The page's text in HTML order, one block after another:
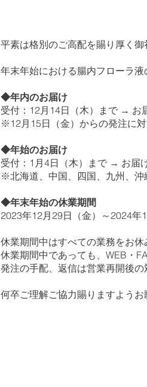
平素は格別のご高配を賜り厚く御
年末年始における腸内フローラ
◆年内のお届け
受付：12月14日（木）まで → お
※12月15日（金）からの発注に
◆年始のお届け
受付：1月4日（木）まで → お届
※北海道、中国、四国、九州、沖
◆年末年始の休業期間
2023年12月29日（金）～2024年1
休業期間中はすべての業務をお休
休業期間中であっても、WEB・
発注の手配、返信は営業再開後の
何卒ご理解ご協力賜りますようお